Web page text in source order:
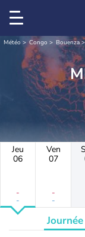
Météo Congo Bouenza
Jeu
06
-
-
Ven
07
-
-
Journée